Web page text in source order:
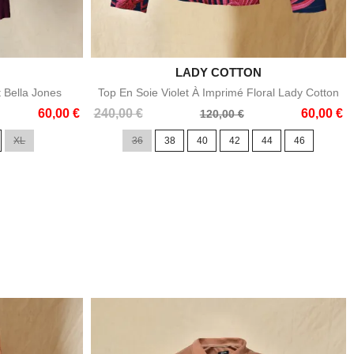
Bella Jones
60,00 €
XL
Aperçu rapide
LADY COTTON
Top En Soie Violet À Imprimé Floral Lady Cotton
240,00 €
Prix
120,00 € 60,00 €
Prix
36 38 40 42 44 46